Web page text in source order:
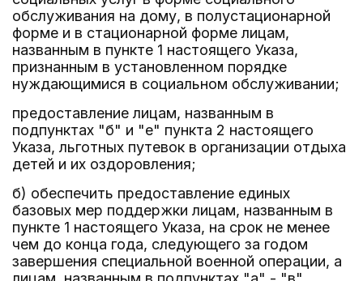
обслуживания на дому, в полустационарной
форме и в стационарной форме лицам,
названным в пункте 1 настоящего Указа,
признанным в установленном порядке
нуждающимися в социальном обслуживании;
предоставление лицам, названным в
подпунктах "б" и "е" пункта 2 настоящего
Указа, льготных путевок в организации отдыха
детей и их оздоровления;
б) обеспечить предоставление единых
базовых мер поддержки лицам, названным в
пункте 1 настоящего Указа, на срок не менее
чем до конца года, следующего за годом
завершения специальной военной операции, а